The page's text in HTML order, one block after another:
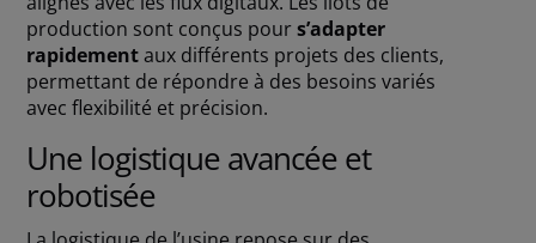
production sont conçus pours’adapter
rapidementaux différents projets des clients,
permettant de répondre à des besoins variés
avec flexibilité et précision.
Une logistique avancée et
robotisée